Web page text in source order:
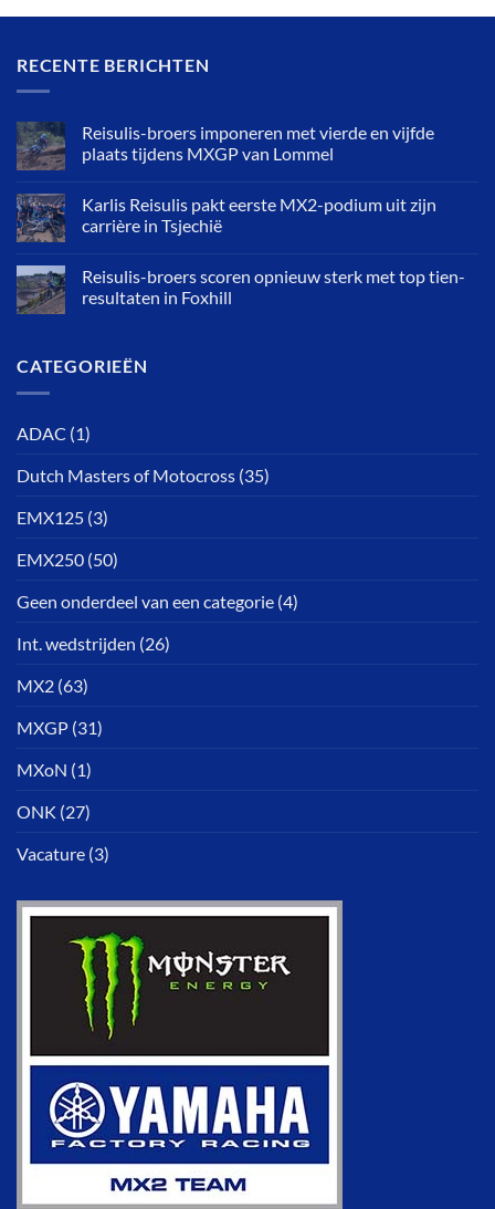
RECENTE BERICHTEN
Reisulis-broers imponeren met vierde en vijfde
plaats tijdens MXGP van Lommel
Karlis Reisulis pakt eerste MX2-podium uit zijn
carrière in Tsjechië
Reisulis-broers scoren opnieuw sterk met top tien-
resultaten in Foxhill
CATEGORIEËN
ADAC (1)
Dutch Masters of Motocross (35)
EMX125 (3)
EMX250 (50)
Geen onderdeel van een categorie (4)
Int. wedstrijden (26)
MX2 (63)
MXGP (31)
MXoN (1)
ONK (27)
Vacature (3)